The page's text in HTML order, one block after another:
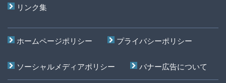
リンク集
ホームページポリシー プライバシーポリシー
ソーシャルメディアポリシー バナー広告について